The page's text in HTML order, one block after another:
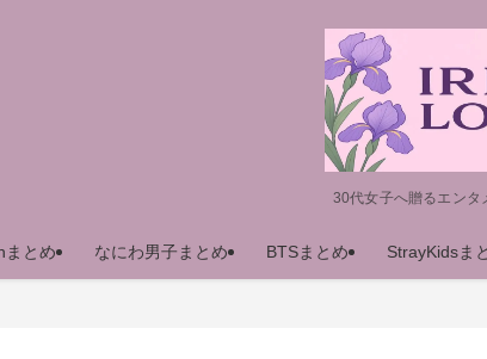
30代女子へ贈るエンタ
まとめ なにわ男子まとめ BTSまとめ StrayKidsま